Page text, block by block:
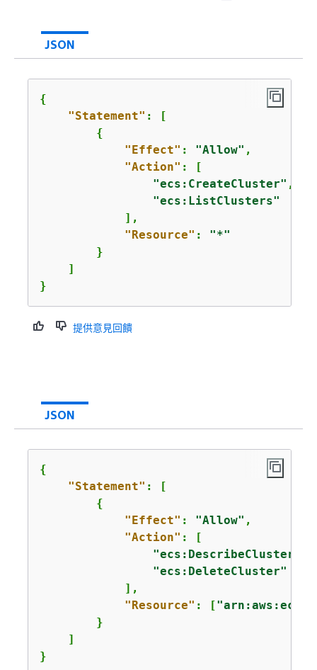
JSON
{
"Statement" : [
{
"Effect" : "Allow" ,
"Action" : [
"ecs:CreateCluster" ,
"ecs:ListClusters"
            ],
"Resource" : "*"
        }
    ]
}
提供意見回饋
JSON
{
"Statement" : [
{
"Effect" : "Allow" ,
"Action" : [
"ecs:DescribeClusters"
"ecs:DeleteCluster"
            ],
"Resource" : [
        }
    ]
}